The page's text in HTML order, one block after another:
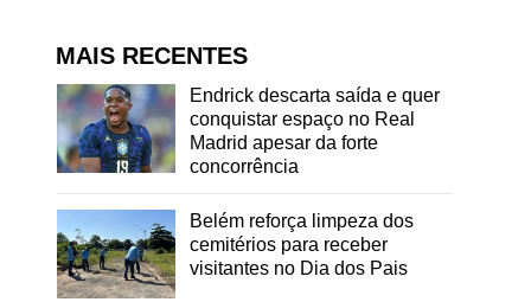
MAIS RECENTES
Endrick descarta saída e quer
conquistar espaço no Real
Madrid apesar da forte
concorrência
Belém reforça limpeza dos
cemitérios para receber
visitantes no Dia dos Pais